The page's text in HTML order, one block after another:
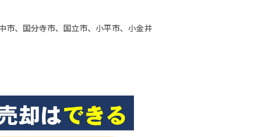
市、国分寺市、国立市、小平市、小金井